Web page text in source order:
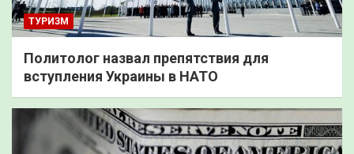
ТУРИЗМ
Политолог назвал препятствия для
вступления Украины в НАТО